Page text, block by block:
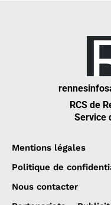
RCS de
Service
Mentions légales
Politique de
Nous contacter